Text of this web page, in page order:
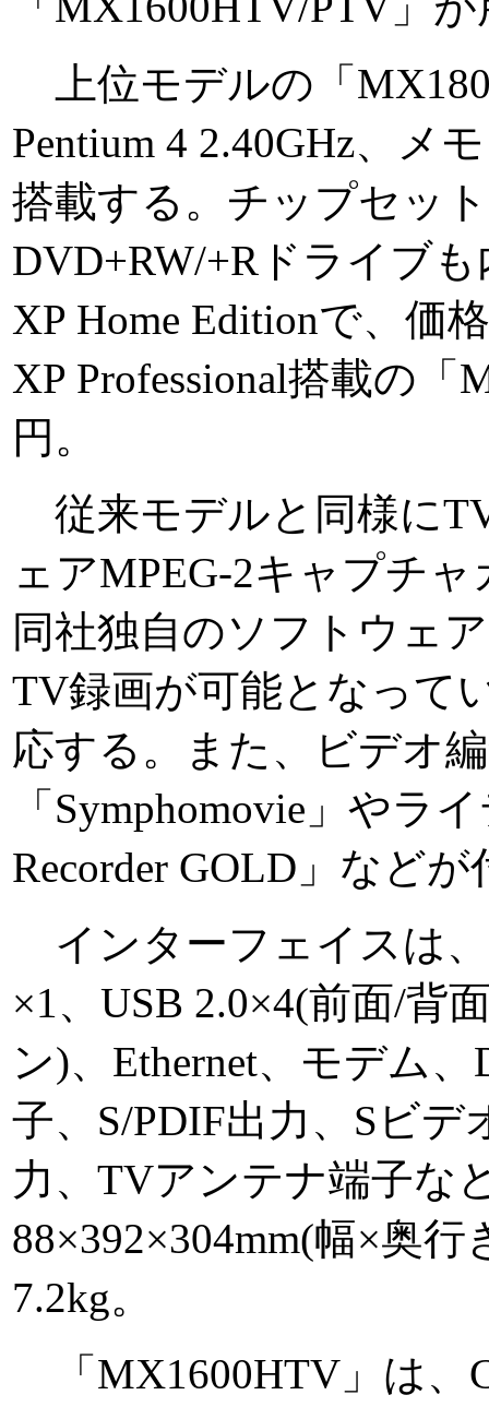
上位モデルの「
Pentium 4 2.40GHz、メ
搭載する。チップセッ
DVD+RW/+Rドライブ
XP Home Editionで、価
XP Professional搭載の「
円。
従来モデルと同様に
ェアMPEG-2キャプチ
同社独自のソフトウェ
TV録画が可能となって
応する。また、ビデオ
「Symphomovie」やラ
Recorder GOLD」など
インターフェイスは、
×1、USB 2.0×4(前面/背
ン)、Ethernet、モデム
子、S/PDIF出力、Sビ
力、TVアンテナ端子な
88×392×304mm(幅×奥
7.2kg。
「MX1600HTV」は、